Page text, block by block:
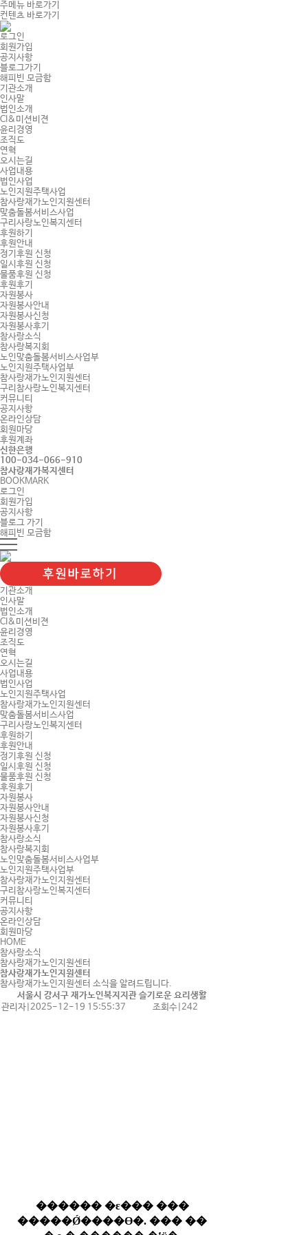
주메뉴 바로가기
컨텐츠 바로가기
로그인
회원가입
공지사항
블로그가기
해피빈 모금함
기관소개
인사말
법인소개
CI&미션비젼
윤리경영
조직도
연혁
오시는길
사업내용
법인사업
노인지원주택사업
참사랑재가노인지원센터
맞춤돌봄서비스사업
구리사랑노인복지센터
후원하기
후원안내
정기후원 신청
일시후원 신청
물품후원 신청
후원후기
자원봉사
자원봉사안내
자원봉사신청
자원봉사후기
참사랑소식
참사랑복지회
노인맞춤돌봄서비스사업부
노인지원주택사업부
참사랑재가노인지원센터
구리참사랑노인복지센터
커뮤니티
공지사항
온라인상담
회원마당
후원계좌
신한은행
100-034-066-910
참사랑재가복지센터
BOOKMARK
로그인
회원가입
공지사항
블로그 가기
해피빈 모금함
기관소개
인사말
법인소개
CI&미션비젼
윤리경영
조직도
연혁
오시는길
사업내용
법인사업
노인지원주택사업
참사랑재가노인지원센터
맞춤돌봄서비스사업
구리사랑노인복지센터
후원하기
후원안내
정기후원 신청
일시후원 신청
물품후원 신청
후원후기
자원봉사
자원봉사안내
자원봉사신청
자원봉사후기
참사랑소식
참사랑복지회
노인맞춤돌봄서비스사업부
노인지원주택사업부
참사랑재가노인지원센터
구리참사랑노인복지센터
커뮤니티
공지사항
온라인상담
회원마당
HOME
참사랑소식
참사랑재가노인지원센터
참사랑재가노인지원센터
참사랑재가노인지원센터 소식을 알려드립니다.
서울시 강서구 재가노인복지지관 슬기로운 요리생활
관리자 2025-12-19 15:55:37 조회수 242